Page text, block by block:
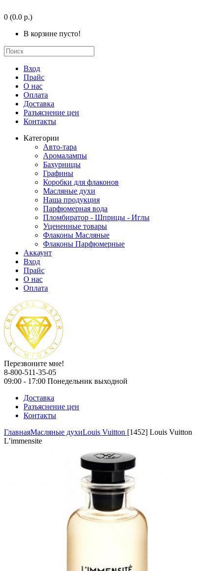
0 (0.0 р.)
В корзине пусто!
Вход
Прайс
О нас
Оплата
Доставка
Разъяснение цен
Контакты
Категории
Авто-тара
Аромалампы
Бахурницы
Графины
Коробки для флаконов
Масляные духи
Наша продукция
Парфюмерная вода
Пломбиратор - Шприцы - Иглы
Уцененные товары
Флаконы Масляные
Флаконы Парфюмерные
Аккаунт
Вход
Прайс
О нас
Оплата
Перезвоните мне!
8-800-511-35-05
09:00 - 17:00 Понедельник выходной
Доставка
Разъяснение цен
Контакты
ГлавнаяМасляные духиLouis Vuitton [1452] Louis Vuitton
L’immensite